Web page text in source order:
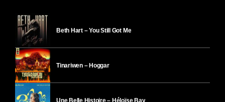
Beth Hart – You Still Got Me
Tinariwen – Hoggar
Une Belle Histoire – Héloïse Bay